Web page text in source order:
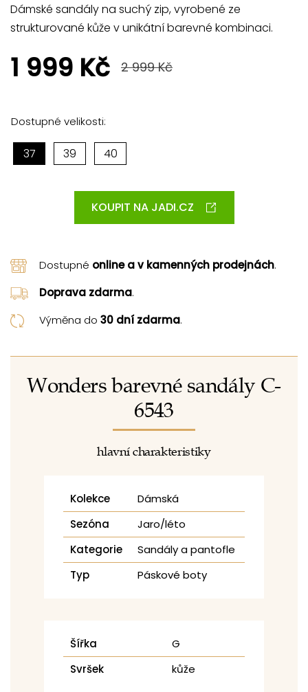
Dámské sandály na suchý zip, vyrobené ze
strukturované kůže v unikátní barevné kombinaci.
1 999 Kč 2 999 Kč
Dostupné velikosti:
37 39 40
KOUPIT NA JADI.CZ
Dostupné online a v kamenných prodejnách.
Doprava zdarma.
Výměna do 30 dní zdarma.
Wonders barevné sandály C-
6543
hlavní charakteristiky
Kolekce
Dámská
Sezóna
Jaro/léto
Kategorie
Sandály a pantofle
Typ
Páskové boty
Šířka
G
Svršek
kůže